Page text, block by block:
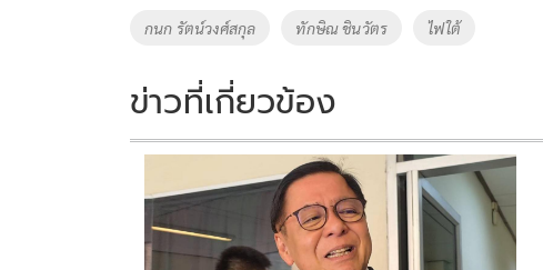
o
k k
Tags
กนก รัตน์วงศ์สกุล ทักษิณ ชินวัตร ไฟใต้
ข่าวที่เกี่ยวข้อง